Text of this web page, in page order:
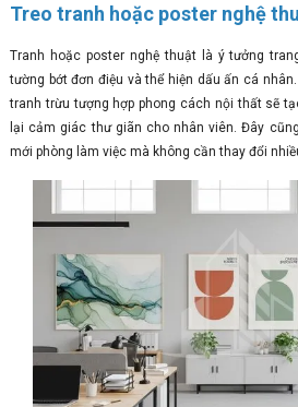
Treo tranh hoặc poster nghệ
Tranh hoặc poster nghệ thuật là ý tưởng
tường bớt đơn điệu và thể hiện dấu ấn cá
tranh trừu tượng hợp phong cách nội thất sẽ
lại cảm giác thư giãn cho nhân viên. Đây
mới phòng làm việc mà không cần thay đổi